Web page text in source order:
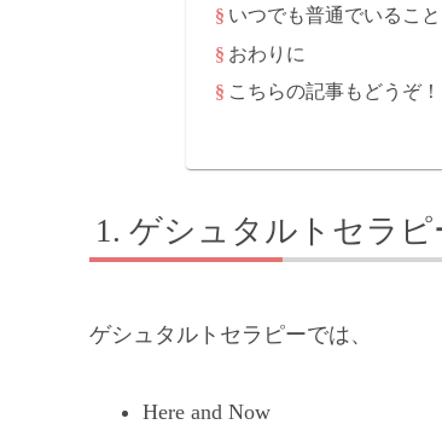
いつでも普通でいること
おわりに
こちらの記事もどうぞ！
ゲシュタルトセラピ
ゲシュタルトセラピーでは、
Here and Now